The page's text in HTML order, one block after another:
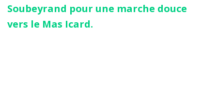
Soubeyrand pour une marche douce
vers le Mas Icard.